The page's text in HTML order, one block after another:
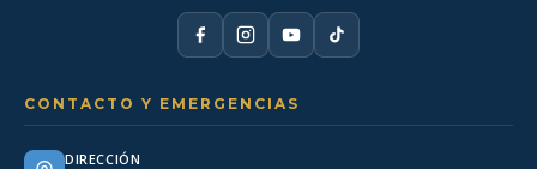
CONTACTO Y EMERGENCIAS
DIRECCIÓN